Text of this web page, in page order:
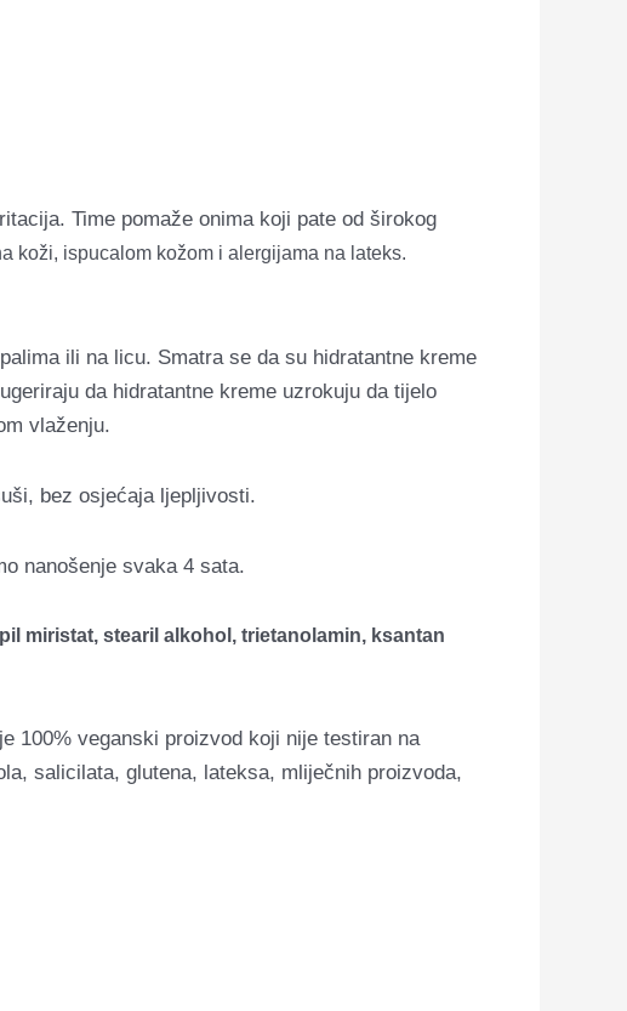
Time pomaže onima koji pate od širokog
koži, ispucalom kožom i alergijama na lateks.
ili na licu. Smatra se da su hidratantne kreme
da hidratantne kreme uzrokuju da tijelo
vlaženju.
bez osjećaja ljepljivosti.
nanošenje svaka 4 sata.
miristat, stearil alkohol, trietanolamin, ksantan
100% veganski proizvod koji nije testiran na
salicilata, glutena, lateksa, mliječnih proizvoda,